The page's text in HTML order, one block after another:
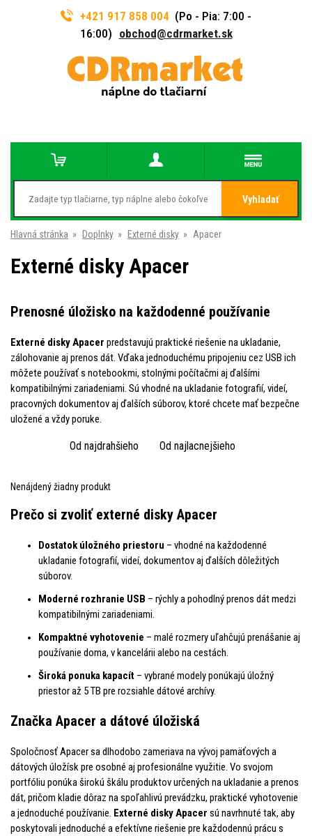
+421 917 858 004 (Po - Pia: 7:00 -
16:00) obchod@cdrmarket.sk
Vyhladať
Hlavná stránka » Doplnky » Externé disky » Apacer
Externé disky Apacer
Prenosné úložisko na každodenné používanie
Externé disky Apacer predstavujú praktické riešenie na ukladanie,
zálohovanie aj prenos dát. Vďaka jednoduchému pripojeniu cez USB ich
môžete používať s notebookmi, stolnými počítačmi aj ďalšími
kompatibilnými zariadeniami. Sú vhodné na ukladanie fotografií, videí,
pracovných dokumentov aj ďalších súborov, ktoré chcete mať bezpečne
uložené a vždy poruke.
Od najdrahšieho Od najlacnejšieho
Nenájdený žiadny produkt
Prečo si zvoliť externé disky Apacer
Dostatok úložného priestoru – vhodné na každodenné
ukladanie fotografií, videí, dokumentov aj ďalších dôležitých
súborov.
Moderné rozhranie USB – rýchly a pohodlný prenos dát medzi
kompatibilnými zariadeniami.
Kompaktné vyhotovenie – malé rozmery uľahčujú prenášanie aj
používanie doma, v kancelárii alebo na cestách.
Široká ponuka kapacít – vybrané modely ponúkajú úložný
priestor až 5 TB pre rozsiahle dátové archívy.
Značka Apacer a dátové úložiská
Spoločnosť Apacer sa dlhodobo zameriava na vývoj pamäťových a
dátových úložísk pre osobné aj profesionálne využitie. Vo svojom
portfóliu ponúka širokú škálu produktov určených na ukladanie a prenos
dát, pričom kladie dôraz na spoľahlivú prevádzku, praktické vyhotovenie
a jednoduché používanie. Externé disky Apacer sú navrhnuté tak, aby
poskytovali jednoduché a efektívne riešenie pre každodennú prácu s